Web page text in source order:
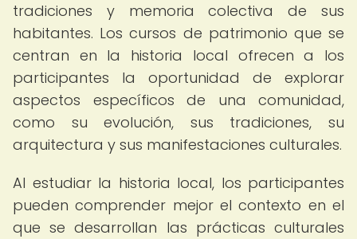
tradiciones y memoria colectiva de sus
habitantes. Los cursos de patrimonio que se
centran en la historia local ofrecen a los
participantes la oportunidad de explorar
aspectos específicos de una comunidad,
como su evolución, sus tradiciones, su
arquitectura y sus manifestaciones culturales.
Al estudiar la historia local, los participantes
pueden comprender mejor el contexto en el
que se desarrollan las prácticas culturales